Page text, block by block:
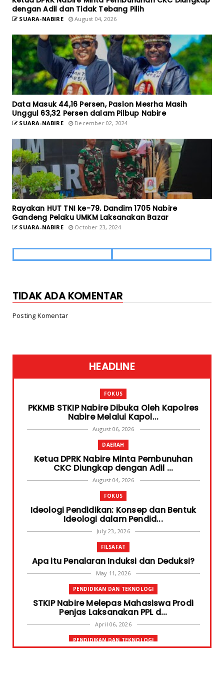
dengan Adil dan Tidak Tebang Pilih
SUARA-NABIRE August 04, 2026
Data Masuk 44,16 Persen, Paslon Mesrha Masih
Unggul 63,32 Persen dalam Pilbup Nabire
SUARA-NABIRE December 02, 2024
Rayakan HUT TNI ke-79. Dandim 1705 Nabire
Gandeng Pelaku UMKM Laksanakan Bazar
SUARA-NABIRE October 23, 2024
TIDAK ADA KOMENTAR
Posting Komentar
HEADLINE
FOKUS
PKKMB STKIP Nabire Dibuka Oleh Kapolres
Nabire Melalui Kapol...
August 06, 2026
DAERAH
Ketua DPRK Nabire Minta Pembunuhan
CKC Diungkap dengan Adil ...
August 04, 2026
FOKUS
Ideologi Pendidikan: Konsep dan Bentuk
Ideologi dalam Pendid...
July 23, 2026
FILSAFAT
Apa itu Penalaran Induksi dan Deduksi?
May 11, 2026
PENDIDIKAN DAN TEKNOLOGI
STKIP Nabire Melepas Mahasiswa Prodi
Penjas Laksanakan PPL d...
April 06, 2026
PENDIDIKAN DAN TEKNOLOGI